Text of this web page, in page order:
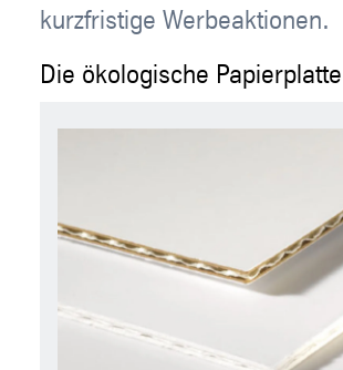
kurzfristige Werbeaktionen.
Die ökologische